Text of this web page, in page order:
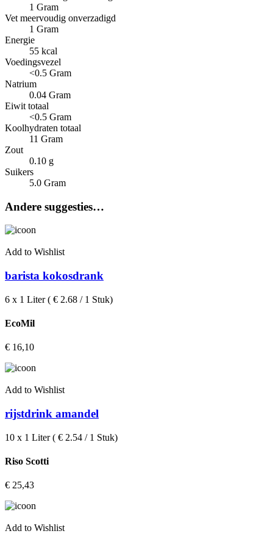
1 Gram
Vet meervoudig onverzadigd
1 Gram
Energie
55 kcal
Voedingsvezel
<0.5 Gram
Natrium
0.04 Gram
Eiwit totaal
<0.5 Gram
Koolhydraten totaal
11 Gram
Zout
0.10 g
Suikers
5.0 Gram
Andere suggesties…
Add to Wishlist
barista kokosdrank
6 x 1 Liter ( € 2.68 / 1 Stuk)
EcoMil
€ 16,10
Add to Wishlist
rijstdrink amandel
10 x 1 Liter ( € 2.54 / 1 Stuk)
Riso Scotti
€ 25,43
Add to Wishlist